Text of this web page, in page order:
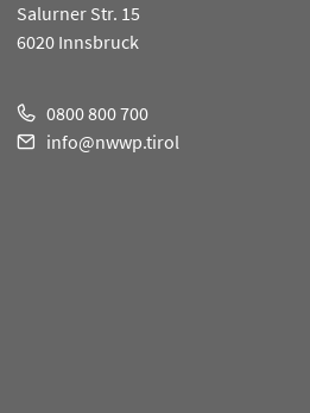
Salurner Str. 15
6020 Innsbruck
0800 800 700
info@nwwp.tirol